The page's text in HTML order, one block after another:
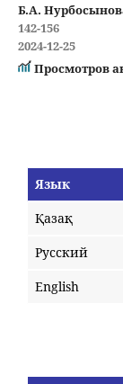
Б.А.
142-156
2024-12-25
Просмотров
Язык
Қазақ
Русский
English